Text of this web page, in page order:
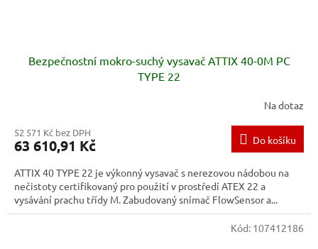
Bezpečnostní mokro-suchý vysavač ATTIX 40-0M PC
TYPE 22
Na dotaz
52 571 Kč bez DPH
63 610,91 Kč Do košíku
ATTIX 40 TYPE 22 je výkonný vysavač s nerezovou nádobou na
nečistoty certifikovaný pro použití v prostředí ATEX 22 a
vysávání prachu třídy M. Zabudovaný snímač FlowSensor a...
Kód: 107412186